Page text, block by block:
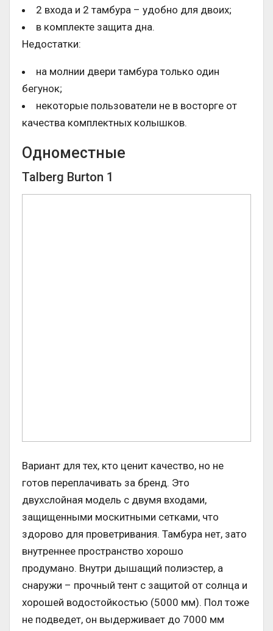
2 входа и 2 тамбура – удобно для двоих;
в комплекте защита дна.
Недостатки:
на молнии двери тамбура только один
бегунок;
некоторые пользователи не в восторге от
качества комплектных колышков.
Одноместные
Talberg Burton 1
Вариант для тех, кто ценит качество, но не
готов переплачивать за бренд. Это
двухслойная модель с двумя входами,
защищенными москитными сетками, что
здорово для проветривания. Тамбура нет, зато
внутреннее пространство хорошо
продумано. Внутри дышащий полиэстер, а
снаружи – прочный тент с защитой от солнца и
хорошей водостойкостью (5000 мм). Пол тоже
не подведет, он выдерживает до 7000 мм